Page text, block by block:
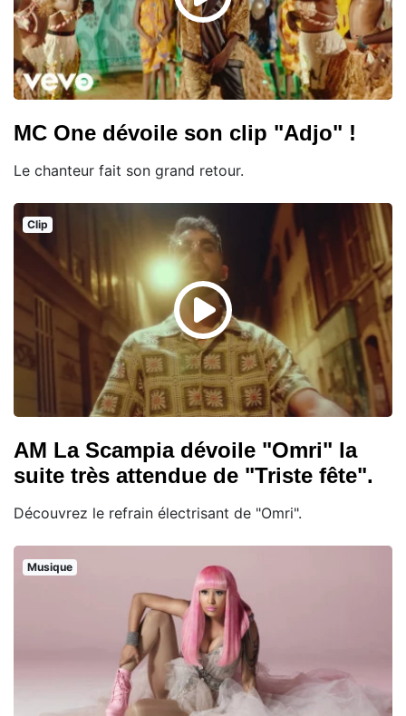
MC One dévoile son clip "Adjo" !
Le chanteur fait son grand retour.
Clip
AM La Scampia dévoile "Omri" la
suite très attendue de "Triste fête".
Découvrez le refrain électrisant de "Omri".
Musique